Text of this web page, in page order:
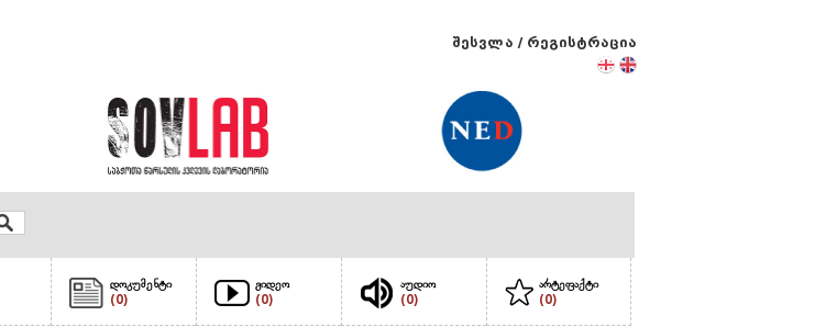
შესვლა / რეგისტრაცია
დოკუმენტი
(0)
ვიდეო
(0)
აუდიო
(0)
არტეფაქტი
(0)